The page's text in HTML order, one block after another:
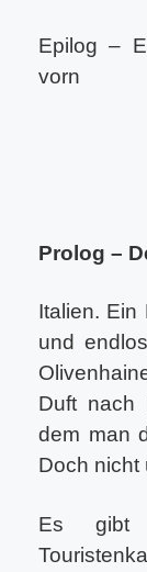
Epilog –
vorn
Prolog –
Italien. Ein
und
Duft nach
dem man
Doch nicht
Es gibt